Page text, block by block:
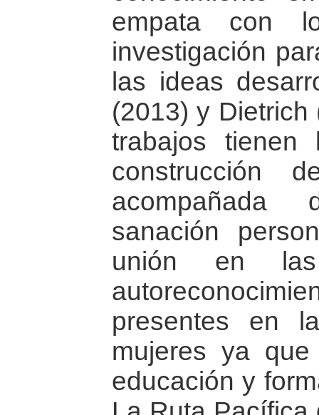
empata con
investigación
las ideas
(2013) y
trabajos
construcción
sanación
unión en
presentes en
mujeres ya
educación y